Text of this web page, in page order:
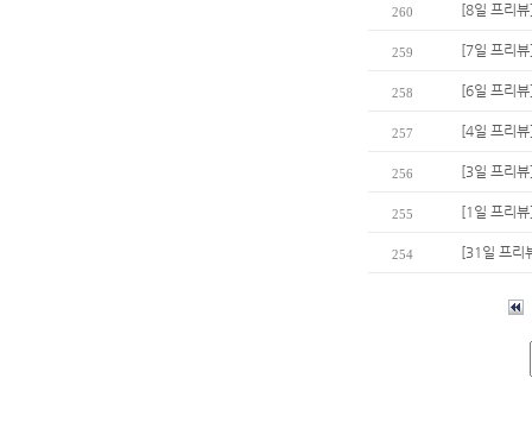
260 [8일 프리
259 [7일 프리뷰
258 [6일 프리
257 [4일 프리
256 [3일 프리
255 [1일 프리
254 [31일 프리